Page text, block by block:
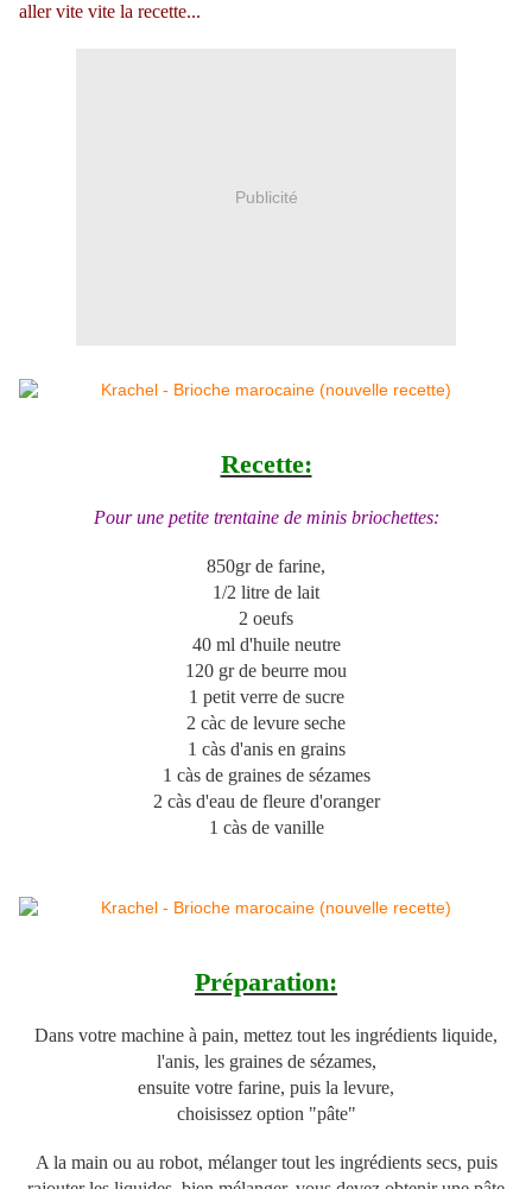
aller vite vite la recette...
Publicité
Recette:
Pour une petite trentaine de minis briochettes:
850gr de farine,
1/2 litre de lait
2 oeufs
40 ml d'huile neutre
120 gr de beurre mou
1 petit verre de sucre
2 càc de levure seche
1 càs d'anis en grains
1 càs de graines de sézames
2 càs d'eau de fleure d'oranger
1 càs de vanille
Préparation:
Dans votre machine à pain, mettez tout les ingrédients liquide,
l'anis, les graines de sézames,
ensuite votre farine, puis la levure,
choisissez option "pâte"
A la main ou au robot, mélanger tout les ingrédients secs, puis